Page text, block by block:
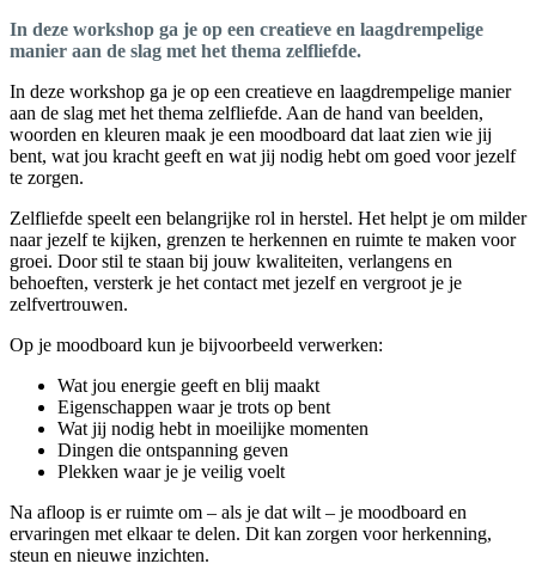
In deze workshop ga je op een creatieve en laagdrempelige
manier aan de slag met het thema zelfliefde.
In deze workshop ga je op een creatieve en laagdrempelige manier
aan de slag met het thema zelfliefde. Aan de hand van beelden,
woorden en kleuren maak je een moodboard dat laat zien wie jij
bent, wat jou kracht geeft en wat jij nodig hebt om goed voor jezelf
te zorgen.
Zelfliefde speelt een belangrijke rol in herstel. Het helpt je om milder
naar jezelf te kijken, grenzen te herkennen en ruimte te maken voor
groei. Door stil te staan bij jouw kwaliteiten, verlangens en
behoeften, versterk je het contact met jezelf en vergroot je je
zelfvertrouwen.
Op je moodboard kun je bijvoorbeeld verwerken:
Wat jou energie geeft en blij maakt
Eigenschappen waar je trots op bent
Wat jij nodig hebt in moeilijke momenten
Dingen die ontspanning geven
Plekken waar je je veilig voelt
Na afloop is er ruimte om – als je dat wilt – je moodboard en
ervaringen met elkaar te delen. Dit kan zorgen voor herkenning,
steun en nieuwe inzichten.